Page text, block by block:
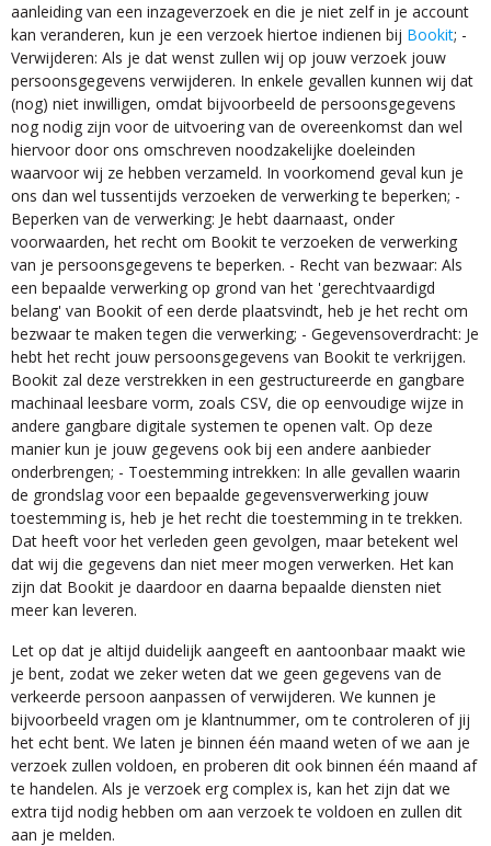
aanleiding van een inzageverzoek en die je niet zelf in je account
kan veranderen, kun je een verzoek hiertoe indienen bij Bookit; -
Verwijderen: Als je dat wenst zullen wij op jouw verzoek jouw
persoonsgegevens verwijderen. In enkele gevallen kunnen wij dat
(nog) niet inwilligen, omdat bijvoorbeeld de persoonsgegevens
nog nodig zijn voor de uitvoering van de overeenkomst dan wel
hiervoor door ons omschreven noodzakelijke doeleinden
waarvoor wij ze hebben verzameld. In voorkomend geval kun je
ons dan wel tussentijds verzoeken de verwerking te beperken; -
Beperken van de verwerking: Je hebt daarnaast, onder
voorwaarden, het recht om Bookit te verzoeken de verwerking
van je persoonsgegevens te beperken. - Recht van bezwaar: Als
een bepaalde verwerking op grond van het 'gerechtvaardigd
belang' van Bookit of een derde plaatsvindt, heb je het recht om
bezwaar te maken tegen die verwerking; - Gegevensoverdracht: Je
hebt het recht jouw persoonsgegevens van Bookit te verkrijgen.
Bookit zal deze verstrekken in een gestructureerde en gangbare
machinaal leesbare vorm, zoals CSV, die op eenvoudige wijze in
andere gangbare digitale systemen te openen valt. Op deze
manier kun je jouw gegevens ook bij een andere aanbieder
onderbrengen; - Toestemming intrekken: In alle gevallen waarin
de grondslag voor een bepaalde gegevensverwerking jouw
toestemming is, heb je het recht die toestemming in te trekken.
Dat heeft voor het verleden geen gevolgen, maar betekent wel
dat wij die gegevens dan niet meer mogen verwerken. Het kan
zijn dat Bookit je daardoor en daarna bepaalde diensten niet
meer kan leveren.
Let op dat je altijd duidelijk aangeeft en aantoonbaar maakt wie
je bent, zodat we zeker weten dat we geen gegevens van de
verkeerde persoon aanpassen of verwijderen. We kunnen je
bijvoorbeeld vragen om je klantnummer, om te controleren of jij
het echt bent. We laten je binnen één maand weten of we aan je
verzoek zullen voldoen, en proberen dit ook binnen één maand af
te handelen. Als je verzoek erg complex is, kan het zijn dat we
extra tijd nodig hebben om aan verzoek te voldoen en zullen dit
aan je melden.